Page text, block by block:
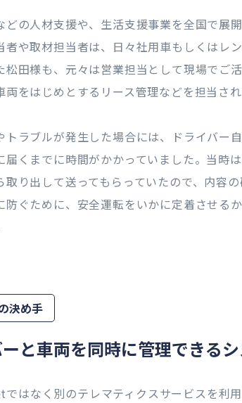
どの人材支援や、生活支援事業を全国で展
者や取材担当者は、日々社用車もしくはレ
松田様も、元々は営業担当として現場でご
をはじめとするリース管理などを担当され
トラブルが発生した場合には、ドライバー
届くまでに時間がかかっていました。当時
取り出して送ってもらっていたので、内容
防ぐために、安全運転をいかに定着させる
決め手
と車両を同時に管理できる
はなく別のテレマティクスサービスを利